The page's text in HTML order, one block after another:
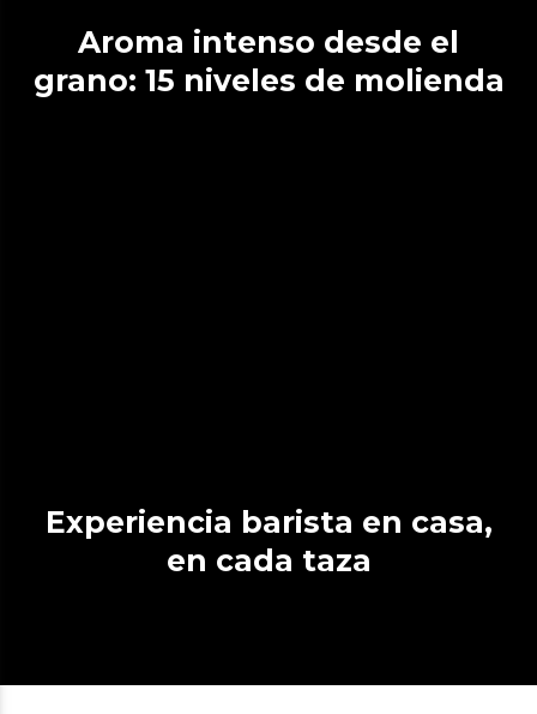
Aroma intenso desde el
grano: 15 niveles de molienda
Experiencia barista en casa,
en cada taza